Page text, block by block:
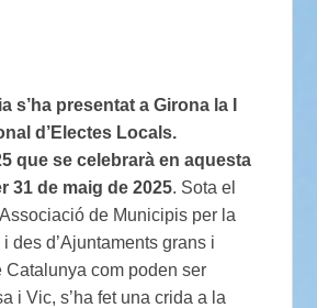
s’ha presentat a Girona la I
d’Electes Locals.
que se celebrarà en aquesta
31 de maig de 2025. Sota el
de Municipis per la
des d’Ajuntaments grans i
Catalunya com poden ser
i Vic, s’ha fet una crida a la